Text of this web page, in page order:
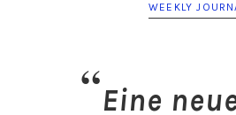
WEEKLY
Eine